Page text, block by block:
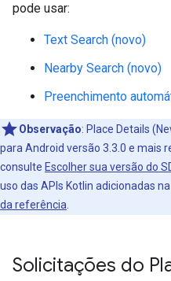
pode usar:
Text Search (novo)
Nearby Search (novo)
Preenchimento
Observação: Place Details
para Android versão 3.3.0 e mais
consulte Escolher sua versão do
uso das APIs Kotlin adicionadas
da referência
Solicitações do